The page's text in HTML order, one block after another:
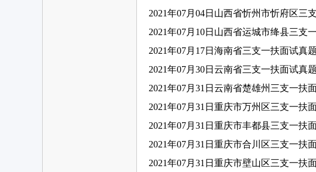
2021年07月04日山西省忻州市忻府区三
2021年07月10日山西省运城市绛县三支
2021年07月17日海南省三支一扶面试真
2021年07月30日云南省三支一扶面试真
2021年07月31日云南省楚雄州三支一扶
2021年07月31日重庆市万州区三支一扶
2021年07月31日重庆市丰都县三支一扶
2021年07月31日重庆市合川区三支一扶
2021年07月31日重庆市壁山区三支一扶